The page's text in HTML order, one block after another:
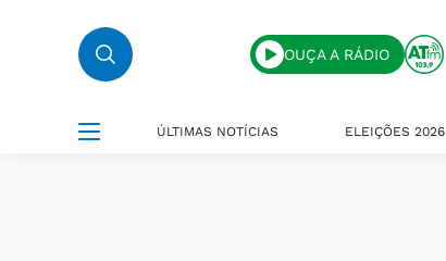
OUÇA A RÁDIO
ÚLTIMAS NOTÍCIAS ELEIÇÕES 2026